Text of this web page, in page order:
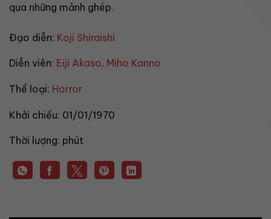
qua những mảnh ghép.
Đạo diễn: Koji Shiraishi
Diễn viên: Eiji Akaso, Miho Kanno
Thể loại: Horror
Khởi chiếu: 01/01/1970
Thời lượng: phút